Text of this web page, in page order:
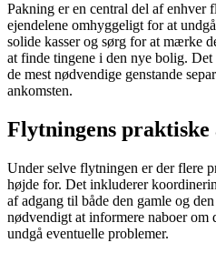
Pakning er en central del af
ejendelene omhyggeligt for at
solide kasser og sørg for at mærke
at finde tingene i den nye bolig.
de mest nødvendige genstande
ankomsten.
Flytningens praktiske
Under selve flytningen er der flere
højde for. Det inkluderer
af adgang til både den gamle og
nødvendigt at informere naboer
undgå eventuelle problemer.